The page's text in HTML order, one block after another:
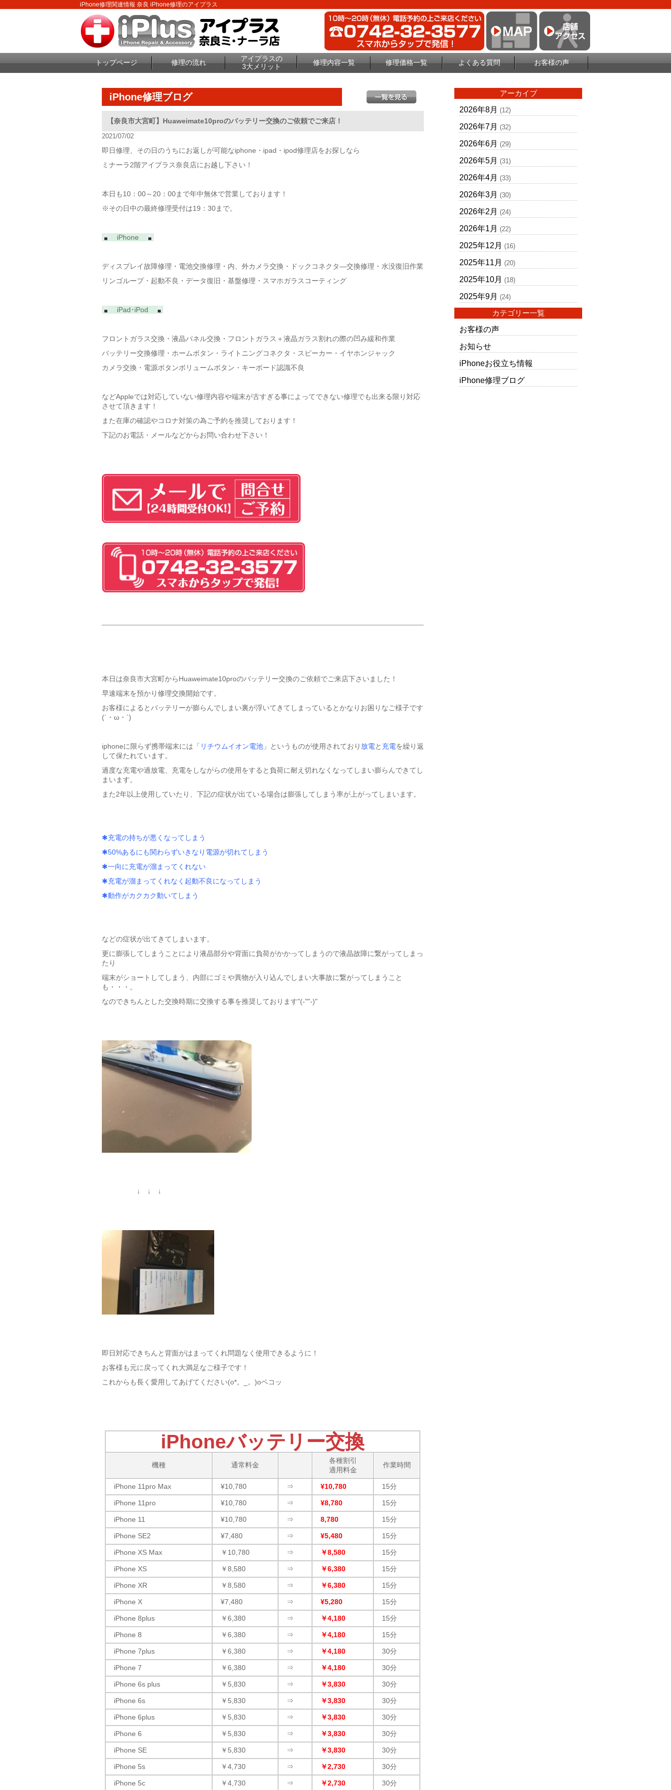
iPhone修理関連情報 奈良 iPhone修理のアイプラス
トップページ 修理の流れ
アイプラスの
3大メリット
修理内容一覧 修理価格一覧 よくある質問 お客様の声
iPhone修理ブログ
【奈良市大宮町】Huaweimate10proのバッテリー交換のご依頼でご来店！
2021/07/02
即日修理、その日のうちにお返しが可能なiphone・ipad・ipod修理店をお探しなら
ミナーラ2階アイプラス奈良店にお越し下さい！
本日も10：00～20：00まで年中無休で営業しております！
※その日中の最終修理受付は19：30まで。
iPhone
ディスプレイ故障修理・電池交換修理・内、外カメラ交換・ドックコネクタ―交換修理・水没復旧作業
リンゴループ・起動不良・データ復旧・基盤修理・スマホガラスコーティング
iPad･iPod
フロントガラス交換・液晶パネル交換・フロントガラス＋液晶ガラス割れの際の凹み緩和作業
バッテリー交換修理・ホームボタン・ライトニングコネクタ・スピーカー・イヤホンジャック
カメラ交換・電源ボタンボリュームボタン・キーボード認識不良
などAppleでは対応していない修理内容や端末が古すぎる事によってできない修理でも出来る限り対応
させて頂きます！
また在庫の確認やコロナ対策の為ご予約を推奨しております！
下記のお電話・メールなどからお問い合わせ下さい！
本日は奈良市大宮町からHuaweimate10proのバッテリー交換のご依頼でご来店下さいました！
早速端末を預かり修理交換開始です。
お客様によるとバッテリーが膨らんでしまい裏が浮いてきてしまっているとかなりお困りなご様子です
(´・ω・`)
iphoneに限らず携帯端末には「 リチウムイオン電池」というものが使用されており 放電と 充電を繰り返
して保たれています。
過度な充電や過放電、充電をしながらの使用をすると負荷に耐え切れなくなってしまい膨らんできてし
まいます。
また2年以上使用していたり、下記の症状が出ている場合は膨張してしまう率が上がってしまいます。
✱充電の持ちが悪くなってしまう
✱50%あるにも関わらずいきなり電源が切れてしまう
✱一向に充電が溜まってくれない
✱充電が溜まってくれなく起動不良になってしまう
✱動作がカクカク動いてしまう
などの症状が出てきてしまいます。
更に膨張してしまうことにより液晶部分や背面に負荷がかかってしまうので液晶故障に繋がってしまっ
たり
端末がショートしてしまう、内部にゴミや異物が入り込んでしまい大事故に繋がってしまうこと
も・・・。
なのできちんとした交換時期に交換する事を推奨しております"(-""-)"
↓ ↓ ↓
即日対応できちんと背面がはまってくれ問題なく使用できるように！
お客様も元に戻ってくれ大満足なご様子です！
これからも長く愛用してあげてください(o*。_。)oペコッ
iPhoneバッテリー交換
機種 通常料金
各種割引
適用料金
作業時間
iPhone 11pro Max ¥10,780 ⇒ ¥10,780 15分
iPhone 11pro ¥10,780 ⇒ ¥8,780 15分
iPhone 11 ¥10,780 ⇒ 8,780 15分
iPhone SE2 ¥7,480 ⇒ ¥5,480 15分
iPhone XS Max ￥10,780 ⇒ ￥8,580 15分
iPhone XS ￥8,580 ⇒ ￥6,380 15分
iPhone XR ￥8,580 ⇒ ￥6,380 15分
iPhone X ¥7,480 ⇒ ¥5,280 15分
iPhone 8plus ￥6,380 ⇒ ￥4,180 15分
iPhone 8 ￥6,380 ⇒ ￥4,180 15分
iPhone 7plus ￥6,380 ⇒ ￥4,180 30分
iPhone 7 ￥6,380 ⇒ ￥4,180 30分
iPhone 6s plus ￥5,830 ⇒ ￥3,830 30分
iPhone 6s ￥5,830 ⇒ ￥3,830 30分
iPhone 6plus ￥5,830 ⇒ ￥3,830 30分
iPhone 6 ￥5,830 ⇒ ￥3,830 30分
iPhone SE ￥5,830 ⇒ ￥3,830 30分
iPhone 5s ￥4,730 ⇒ ￥2,730 30分
iPhone 5c ￥4,730 ⇒ ￥2,730 30分
アーカイブ
2026年8月 (12)
2026年7月 (32)
2026年6月 (29)
2026年5月 (31)
2026年4月 (33)
2026年3月 (30)
2026年2月 (24)
2026年1月 (22)
2025年12月 (16)
2025年11月 (20)
2025年10月 (18)
2025年9月 (24)
カテゴリー一覧
お客様の声
お知らせ
iPhoneお役立ち情報
iPhone修理ブログ